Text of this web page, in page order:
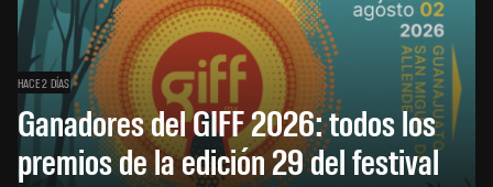
HACE 2 DÍAS
Ganadores del GIFF 2026: todos los
premios de la edición 29 del festival